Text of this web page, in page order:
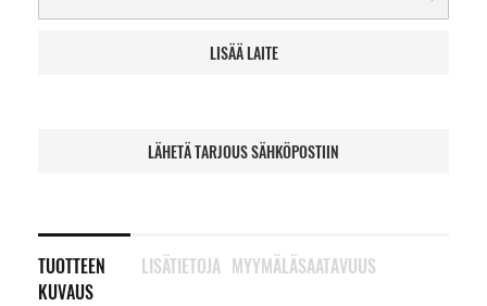
LISÄÄ LAITE
LÄHETÄ TARJOUS SÄHKÖPOSTIIN
TUOTTEEN
KUVAUS
LISÄTIETOJA MYYMÄLÄSAATAVUUS